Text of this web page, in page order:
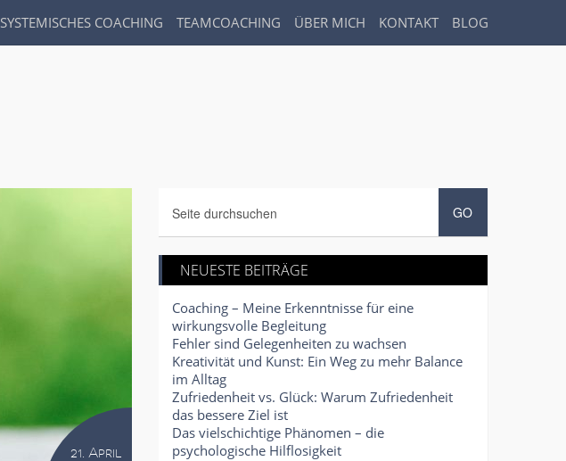
SYSTEMISCHES COACHING TEAMCOACHING ÜBER MICH KONTAKT BLOG
21. April
NEUESTE BEITRÄGE
Coaching – Meine Erkenntnisse für eine
wirkungsvolle Begleitung
Fehler sind Gelegenheiten zu wachsen
Kreativität und Kunst: Ein Weg zu mehr Balance
im Alltag
Zufriedenheit vs. Glück: Warum Zufriedenheit
das bessere Ziel ist
Das vielschichtige Phänomen – die
psychologische Hilflosigkeit